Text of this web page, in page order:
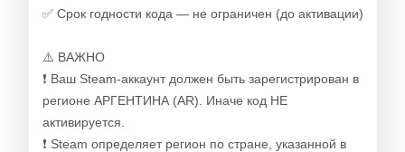
✅ Срок годности кода — не ограничен (до активации)
⚠️ ВАЖНО
❗ Ваш Steam-аккаунт должен быть зарегистрирован в
регионе АРГЕНТИНА (AR). Иначе код НЕ
активируется.
❗ Steam определяет регион по стране, указанной в